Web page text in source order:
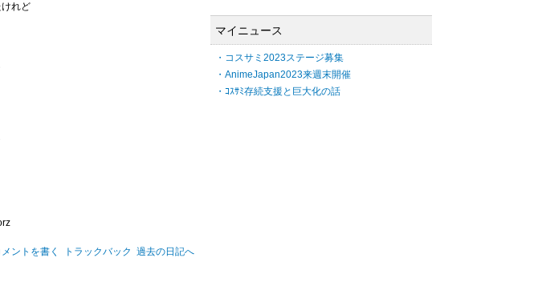
れど
メントを書く トラックバック 過去の日記へ
マイニュース
・コスサミ2023ステージ募集
・AnimeJapan2023来週末開催
・ｺｽｻﾐ存続支援と巨大化の話